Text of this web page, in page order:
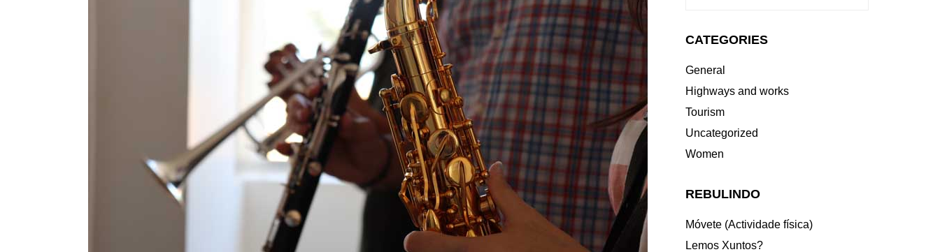
CATEGORIES
General
Highways and works
Tourism
Uncategorized
Women
REBULINDO
Móvete (Actividade física)
Lemos Xuntos?